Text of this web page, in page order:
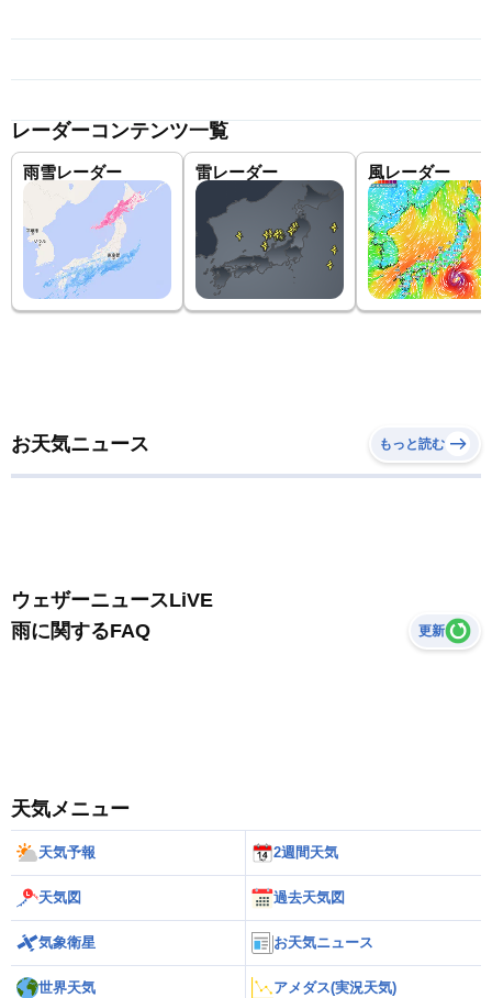
レーダーコンテンツ一覧
雨雪レーダー 雷レーダー 風レーダー
お天気ニュース もっと読む
ウェザーニュースLiVE
雨に関するFAQ
更新
天気メニュー
天気予報 2週間天気
天気図 過去天気図
気象衛星 お天気ニュース
世界天気 アメダス(実況天気)